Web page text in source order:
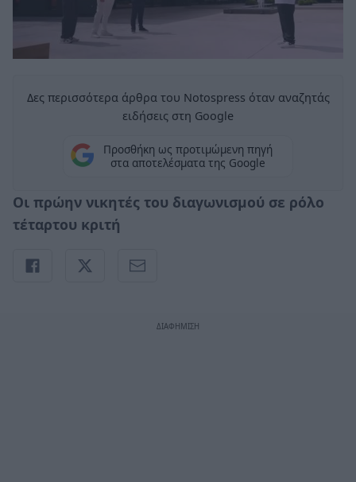
Δες περισσότερα άρθρα του Notospress όταν αναζητάς
ειδήσεις στη Google
Προσθήκη ως προτιμώμενη πηγή
στα αποτελέσματα της Google
Οι πρώην νικητές του διαγωνισμού σε ρόλο
τέταρτου κριτή